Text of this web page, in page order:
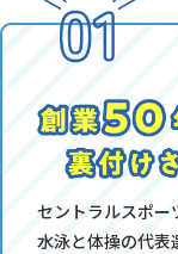
セントラルスポー
水泳と体操の代表